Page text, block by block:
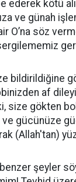
ederek kötü
ve günah
O’na söz
bildirildiğine
af
size gökten
gücünüze
(Allah'tan)
şeyler